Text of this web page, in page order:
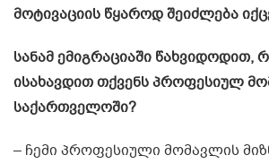
მოტივაციის წყაროდ შეიძლება
სანამ ემიგრაციაში წახვიდოდით,
ისახავდით თქვენს პროფესიულ
საქართველოში?
– ჩემი პროფესიული მომავლის